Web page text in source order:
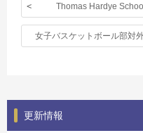
Thomas Hardye
女子バスケットボール部対
更新情報